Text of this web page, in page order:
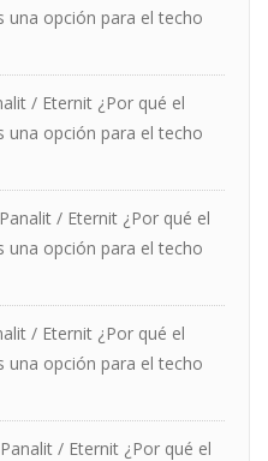
opción para el techo
/ Eternit ¿Por qué el
opción para el techo
/ Eternit ¿Por qué el
opción para el techo
/ Eternit ¿Por qué el
opción para el techo
/ Eternit ¿Por qué el